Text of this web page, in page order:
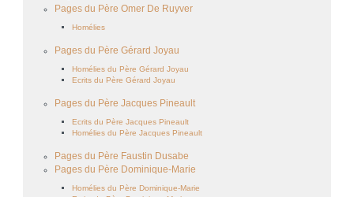
Pages du Père Omer De Ruyver
Homélies
Pages du Père Gérard Joyau
Homélies du Père Gérard Joyau
Ecrits du Père Gérard Joyau
Pages du Père Jacques Pineault
Ecrits du Père Jacques Pineault
Homélies du Père Jacques Pineault
Pages du Père Faustin Dusabe
Pages du Père Dominique-Marie
Homélies du Père Dominique-Marie